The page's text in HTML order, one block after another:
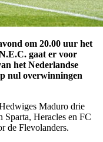
om 20.00 uur het
gaat er voor
het Nederlandse
nul overwinningen
Maduro drie
Sparta, Heracles en FC
de Flevolanders.